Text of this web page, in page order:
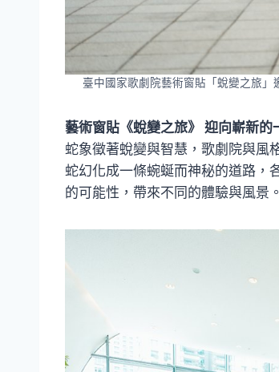
臺中國家歌劇院藝術窗貼「蛻變之旅
藝術窗貼《蛻變之旅》 迎向嶄新的
蛇象徵著蛻變與智慧，歌劇院與風
蛇幻化成一條蜿蜒而神秘的道路，
的可能性，帶來不同的體驗與風景。